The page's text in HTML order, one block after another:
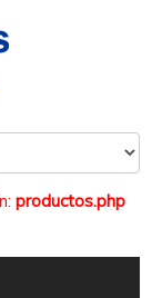
productos.php